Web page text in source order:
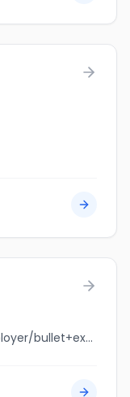
jobbank.gc.ca/browsejobs/employer/bullet+express+inc./ca